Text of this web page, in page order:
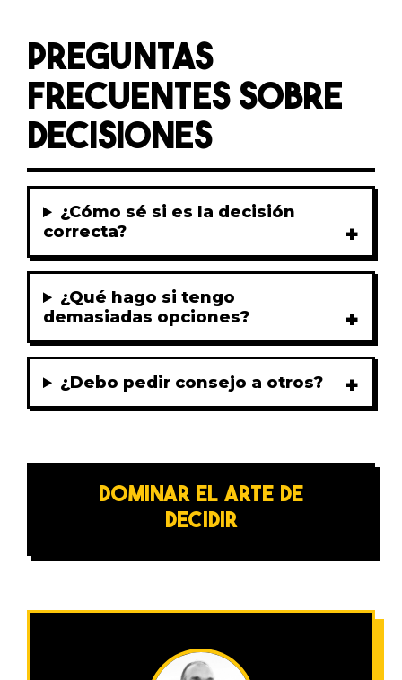
PREGUNTAS
FRECUENTES SOBRE
DECISIONES
¿Cómo sé si es la decisión
correcta?
¿Qué hago si tengo
demasiadas opciones?
¿Debo pedir consejo a otros?
DOMINAR EL ARTE DE
DECIDIR